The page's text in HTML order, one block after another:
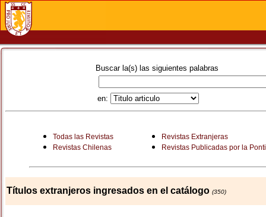
Buscar la(s) las siguientes palabras
en:
Todas las Revistas
Revistas Chilenas
Revistas Extranjeras
Revistas Publicadas por la
Títulos extranjeros ingresados en el catálogo (350)